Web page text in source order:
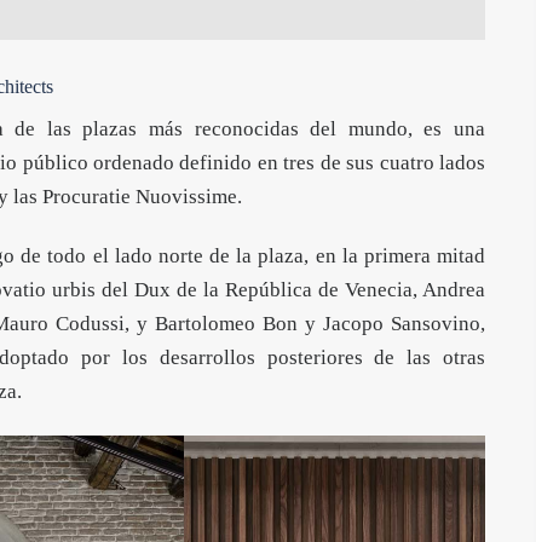
las plazas más reconocidas del mundo, es una
público ordenado definido en tres de sus cuatro lados
las Procuratie Nuovissime.
de todo el lado norte de la plaza, en la primera mitad
urbis del Dux de la República de Venecia, Andrea
Codussi, y Bartolomeo Bon y Jacopo Sansovino,
por los desarrollos posteriores de las otras